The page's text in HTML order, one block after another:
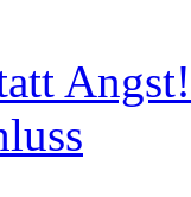
Angst!